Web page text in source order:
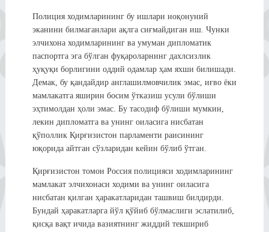
Полиция ходимларининг бу ишлари ноқонуний
эканини билмаганлари ақлга сиғмайдиган иш. Чунки
элчихона ходимларининг ва умуман дипломатик
паспортга эга бўлган фуқароларнинг дахлсизлик
ҳуқуқи борлигини оддий одамлар ҳам яхши билишади.
Демак, бу қандайдир англашилмовчилик эмас, иғво ёки
мамлакатга яширин босим ўтказиш усули бўлиши
эҳтимолдан ҳоли эмас. Бу тасодиф бўлиши мумкин,
лекин дипломатга ва унинг оиласига нисбатан
қўполлик Қирғизистон парламенти раисининг
юқорида айтган сўзларидан кейин бўлиб ўтган.
Қирғизистон томон Россия полицияси ходимларининг
мамлакат элчихонаси ходими ва унинг оиласига
нисбатан қилган ҳаракатларидан ташвиш билдирди.
Бундай ҳаракатларга йўл қўйиб бўлмаслиги эслатилиб,
қисқа вақт ичида вазиятнинг жиддий текшириб